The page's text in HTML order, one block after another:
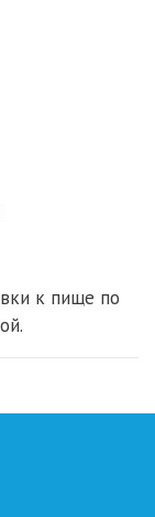
к пище по